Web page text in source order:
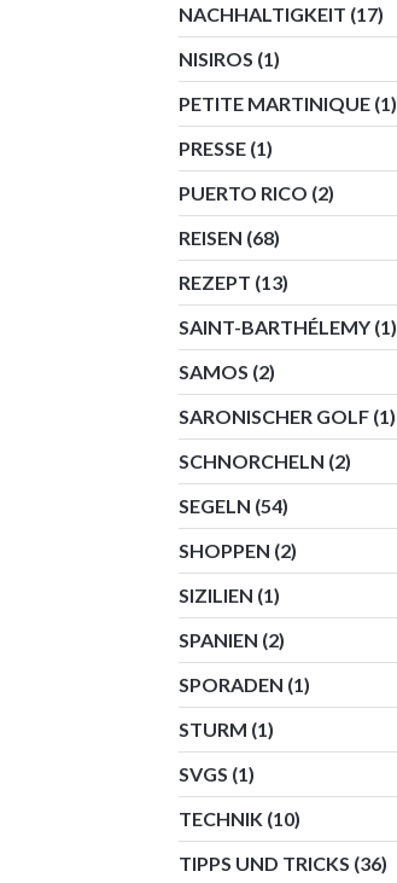
NACHHALTIGKEIT (17)
NISIROS (1)
PETITE MARTINIQUE (1)
PRESSE (1)
PUERTO RICO (2)
REISEN (68)
REZEPT (13)
SAINT-BARTHÉLEMY (1)
SAMOS (2)
SARONISCHER GOLF (1)
SCHNORCHELN (2)
SEGELN (54)
SHOPPEN (2)
SIZILIEN (1)
SPANIEN (2)
SPORADEN (1)
STURM (1)
SVGS (1)
TECHNIK (10)
TIPPS UND TRICKS (36)